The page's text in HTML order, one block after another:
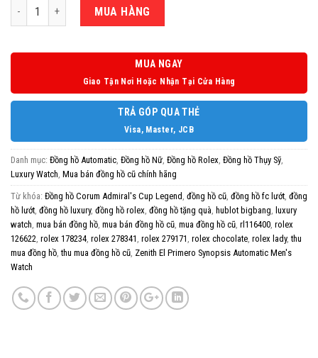
Số lượng MUA HÀNG
MUA NGAY
Giao Tận Nơi Hoặc Nhận Tại Cửa Hàng
TRẢ GÓP QUA THẺ
Visa, Master, JCB
Danh mục: Đồng hồ Automatic Đồng hồ Nữ Đồng hồ Rolex Đồng hồ Thụy Sỹ
Luxury Watch Mua bán đồng hồ cũ chính hãng
Từ khóa: Đồng hồ Corum Admiral's Cup Legend đồng hồ cũ đồng hồ fc lướt đồng
hồ lướt đồng hồ luxury, đồng hồ rolex đồng hồ tặng quà hublot bigbang luxury
watch mua bán đồng hồ mua bán đồng hồ cũ mua đồng hồ cũ rl116400 rolex
126622 rolex 178234 rolex 278341 rolex 279171 rolex chocolate rolex lady,thu
mua đồng hồ ,thu mua đồng hồ cũ Zenith El Primero Synopsis Automatic Men's
Watch